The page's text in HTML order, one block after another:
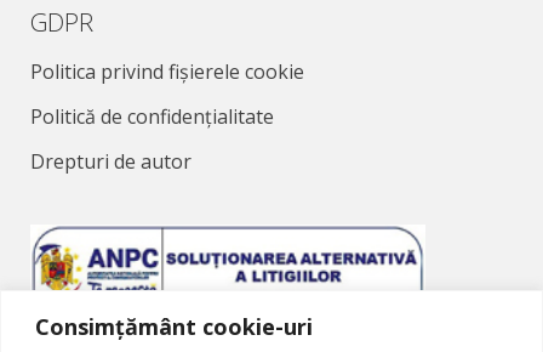
Consimțământ cookie-uri
GDPR
Politica privind fișierele cookie
Politică de confidențialitate
Drepturi de autor